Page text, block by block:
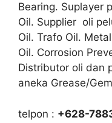
Bearing. Suplayer
Oil. Supplier oli
Oil. Trafo Oil.
Oil. Corrosion
Distributor oli dan
aneka Grease/
telpon : +628-